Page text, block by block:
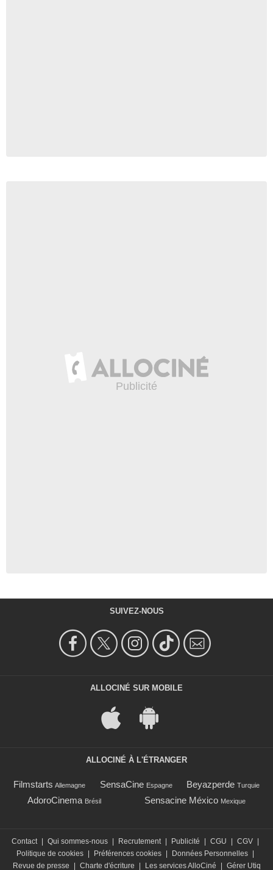
SUIVEZ-NOUS
ALLOCINÉ SUR MOBILE
ALLOCINÉ À L'ÉTRANGER
Filmstarts Allemagne SensaCine Espagne Beyazperde Turquie
AdoroCinema Brésil Sensacine México Mexique
Contact | Qui sommes-nous | Recrutement | Publicité | CGU | CGV |
Politique de cookies | Préférences cookies | Données Personnelles |
Revue de presse
| Charte d'écriture | Les services AlloCiné | Gérer Utiq